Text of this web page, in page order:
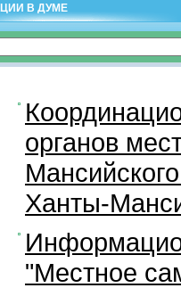
В ДУМЕ
органов
Ханты-
"Местное